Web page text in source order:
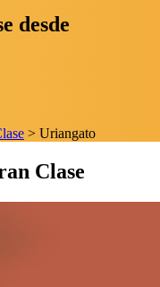
desde
> Uriangato
Clase